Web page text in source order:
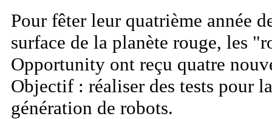
Pour fêter leur quatrième année
surface de la planète rouge, les
Opportunity ont reçu quatre
Objectif : réaliser des tests pour
génération de robots.